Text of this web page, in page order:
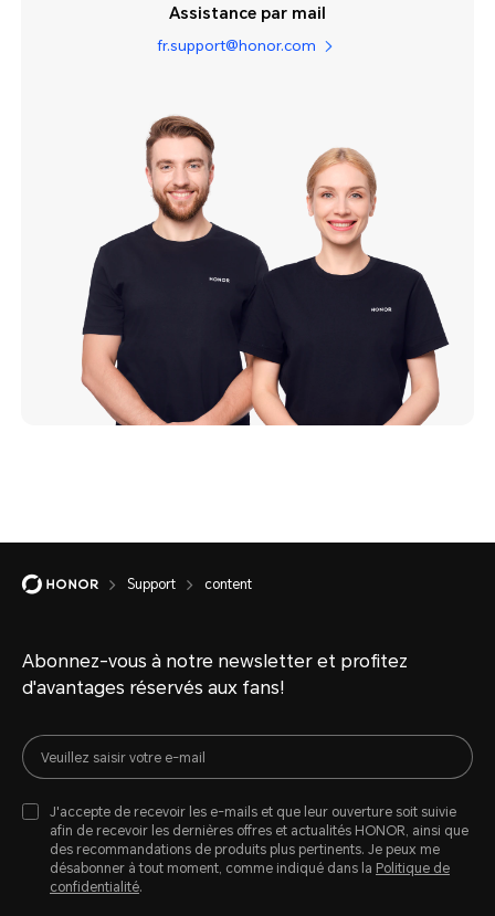
Assistance par mail
fr.support@honor.com
Support content
Abonnez-vous à notre newsletter et profitez
d'avantages réservés aux fans!
J'accepte de recevoir les e-mails et que leur ouverture soit suivie
afin de recevoir les dernières offres et actualités HONOR, ainsi que
des recommandations de produits plus pertinents. Je peux me
désabonner à tout moment, comme indiqué dans la Politique de
confidentialité.